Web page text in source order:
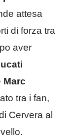
attesa
di forza tra
aver
Marc
tra i fan,
Cervera al